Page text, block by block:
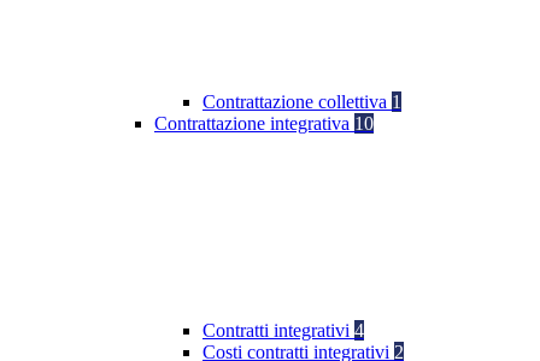
Contrattazione collettiva 1
Contrattazione integrativa 10
Contratti integrativi 4
Costi contratti integrativi 2